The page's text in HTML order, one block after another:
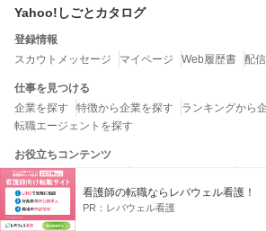
看護師の転職ならレバウェル看護！
PR： レバウェル看護
Yahoo!しごとカタログ
登録情報
スカウトメッセージ
マイページ Web履歴書 配
仕事を見つける
企業を探す
特徴から企業を探す
ランキングから
転職エージェントを探す
お役立ちコンテンツ
教えて！しごとの先生
特集一覧